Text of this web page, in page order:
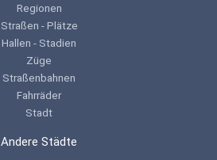
Regionen
Straßen - Plätze
Hallen - Stadien
Züge
Straßenbahnen
Fahrräder
Stadt
Andere Städte